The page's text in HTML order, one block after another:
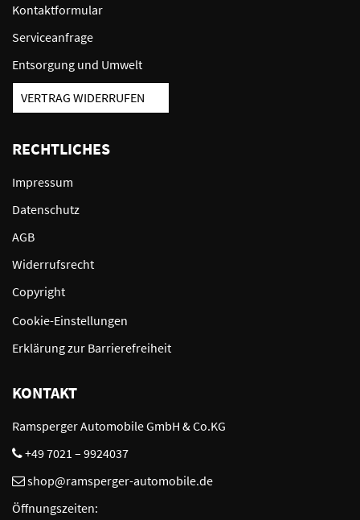
Kontaktformular
Serviceanfrage
Entsorgung und Umwelt
VERTRAG WIDERRUFEN
RECHTLICHES
Impressum
Datenschutz
AGB
Widerrufsrecht
Copyright
Cookie-Einstellungen
Erklärung zur Barrierefreiheit
KONTAKT
Ramsperger Automobile GmbH & Co.KG
+49 7021 – 9924037
shop@ramsperger-automobile.de
Öffnungszeiten: